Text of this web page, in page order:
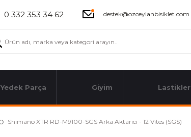
0 332 353 34 62 destek@ozceylanbisiklet.com
Yedek Parça Giyim Lastikler
Shimano XTR RD-M9100-SGS Arka Aktarıcı - 12 Vites (SGS)